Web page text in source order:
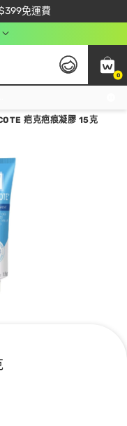
免運費
獨家優惠即減$50
0
疤克疤痕凝膠 15克